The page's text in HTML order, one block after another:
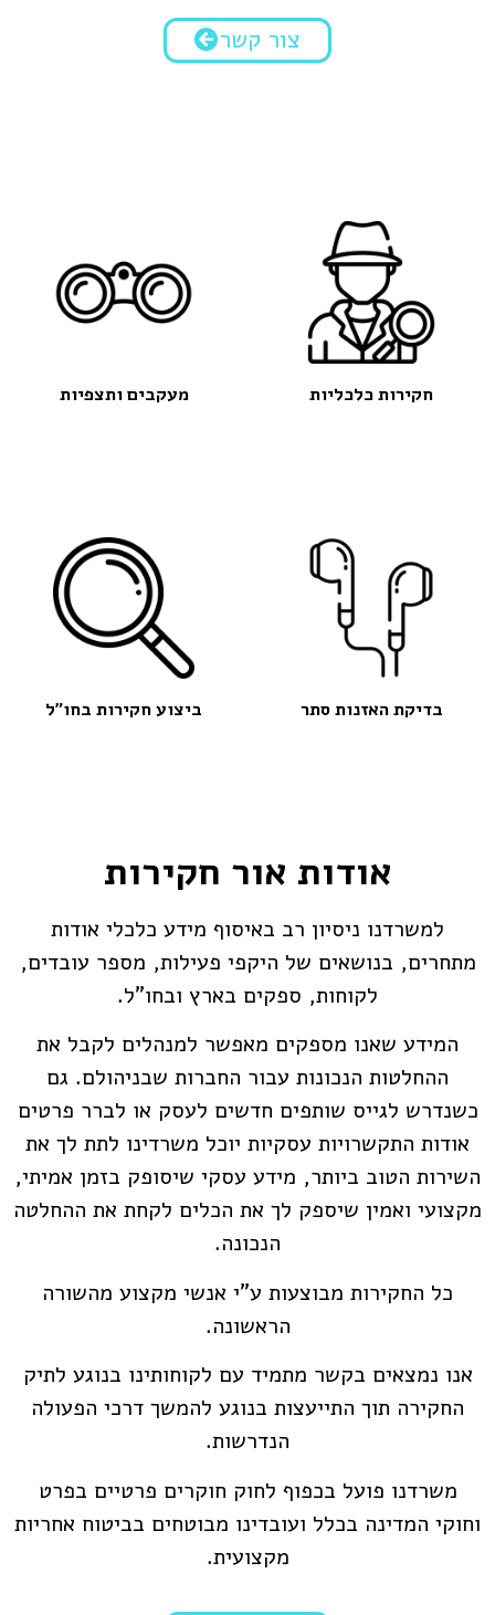
16. מהן המגבלות על חוקרים פרטיים?
17. אז למה צריך חוקר פרטי?
צור קשר
חקירות כלכליות מעקבים ותצפיות
בדיקת האזנות סתר ביצוע חקירות בחו"ל
אודות אור חקירות
למשרדנו ניסיון רב באיסוף מידע כלכלי אודות
מתחרים, בנושאים של היקפי פעילות, מספר עובדים,
לקוחות, ספקים בארץ ובחו"ל.
המידע שאנו מספקים מאפשר למנהלים לקבל את
ההחלטות הנכונות עבור החברות שבניהולם. גם
כשנדרש לגייס שותפים חדשים לעסק או לברר פרטים
אודות התקשרויות עסקיות יוכל משרדינו לתת לך את
השירות הטוב ביותר, מידע עסקי שיסופק בזמן אמיתי,
מקצועי ואמין שיספק לך את הכלים לקחת את ההחלטה
הנכונה.
כל החקירות מבוצעות ע"י אנשי מקצוע מהשורה
הראשונה.
אנו נמצאים בקשר מתמיד עם לקוחותינו בנוגע לתיק
החקירה תוך התייעצות בנוגע להמשך דרכי הפעולה
הנדרשות.
משרדנו פועל בכפוף לחוק חוקרים פרטיים בפרט
וחוקי המדינה בכלל ועובדינו מבוטחים בביטוח אחריות
מקצועית.